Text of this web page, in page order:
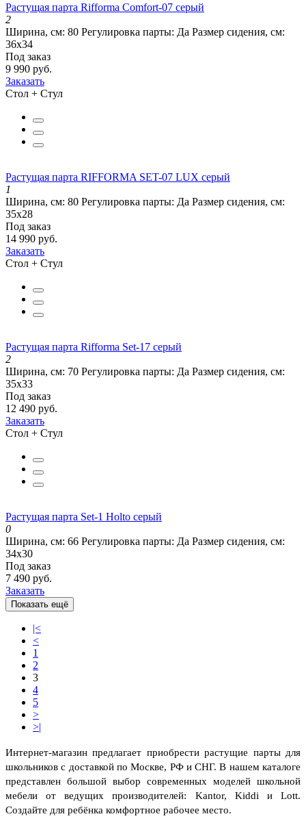
Растущая парта Rifforma Comfort-07 серый
2
Ширина, см: 80 Регулировка парты: Да Размер сидения, см:
36х34
Под заказ
9 990 руб.
Заказать
Стол + Стул
Растущая парта RIFFORMA SET-07 LUX серый
1
Ширина, см: 80 Регулировка парты: Да Размер сидения, см:
35х28
Под заказ
14 990 руб.
Заказать
Стол + Стул
Растущая парта Rifforma Set-17 серый
2
Ширина, см: 70 Регулировка парты: Да Размер сидения, см:
35х33
Под заказ
12 490 руб.
Заказать
Стол + Стул
Растущая парта Set-1 Holto серый
0
Ширина, см: 66 Регулировка парты: Да Размер сидения, см:
34х30
Под заказ
7 490 руб.
Заказать
Показать ещё
|<
<
1
2
3
4
5
>
>|
Интернет-магазин предлагает приобрести растущие парты для
школьников с доставкой по Москве, РФ и СНГ. В нашем каталоге
представлен большой выбор современных моделей школьной
мебели от ведущих производителей: Kantor, Kiddi и Lott.
Создайте для ребёнка комфортное рабочее место.